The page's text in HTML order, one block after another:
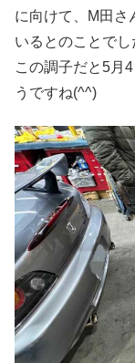
に向けて、M田さ
いるとのことでし
この調子だと5月
うですね(^^)